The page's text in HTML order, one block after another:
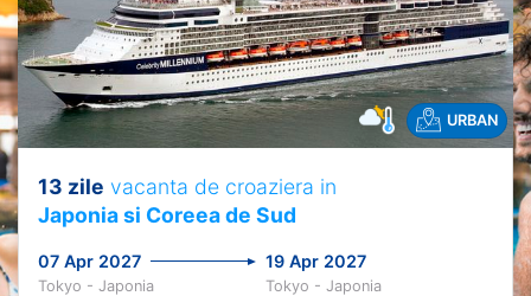
URBAN
13 zile vacanta de croaziera in
Japonia si Coreea de Sud
07 Apr 2027 19 Apr 2027
Tokyo - Japonia Tokyo - Japonia